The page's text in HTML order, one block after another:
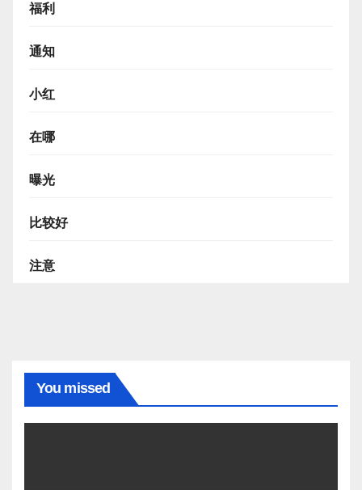
福利
通知
小红
在哪
曝光
比较好
注意
You missed